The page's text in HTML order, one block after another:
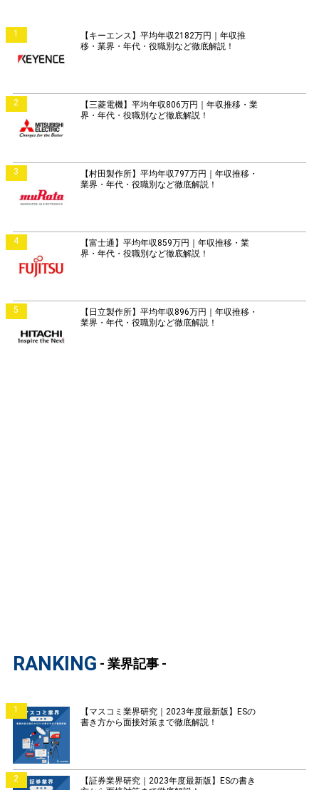
1
【キーエンス】平均年収2182万円｜年収推
移・業界・年代・役職別など徹底解説！
2
【三菱電機】平均年収806万円｜年収推移・業
界・年代・役職別など徹底解説！
3
【村田製作所】平均年収797万円｜年収推移・
業界・年代・役職別など徹底解説！
4
【富士通】平均年収859万円｜年収推移・業
界・年代・役職別など徹底解説！
5
【日立製作所】平均年収896万円｜年収推移・
業界・年代・役職別など徹底解説！
RANKING - 業界記事 -
1
【マスコミ業界研究｜2023年度最新版】ESの
書き方から面接対策まで徹底解説！
2
【証券業界研究｜2023年度最新版】ESの書き